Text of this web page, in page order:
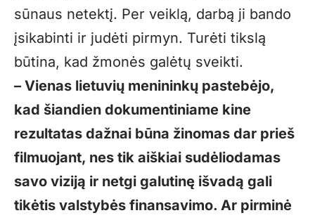
sūnaus netektį. Per veiklą, darbą ji bando
įsikabinti ir judėti pirmyn. Turėti tikslą
būtina, kad žmonės galėtų sveikti.
– Vienas lietuvių menininkų pastebėjo,
kad šiandien dokumentiniame kine
rezultatas dažnai būna žinomas dar prieš
filmuojant, nes tik aiškiai sudėliodamas
savo viziją ir netgi galutinę išvadą gali
tikėtis valstybės finansavimo. Ar pirminė